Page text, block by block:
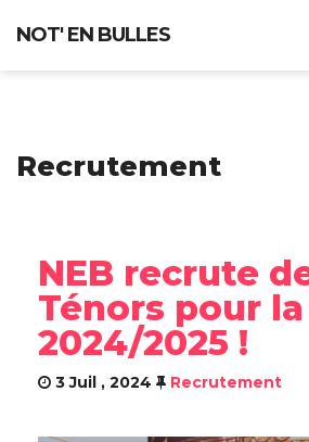
NOT' EN BULLES
QUI SOMMES-NOUS ?
RÉPERTOIRE
CONCERTS
RECRUTEMENT
CONTACT
Recrutement
NEB recrute
Ténors pour
2024/2025 !
3 Juil , 2024 Recrutement